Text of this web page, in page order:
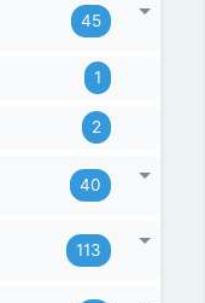
45
1
2
40
113